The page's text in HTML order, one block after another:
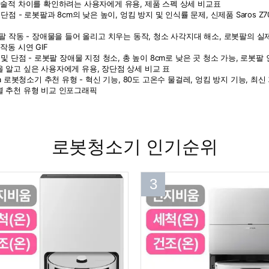
로봇청소기 인기순위
3